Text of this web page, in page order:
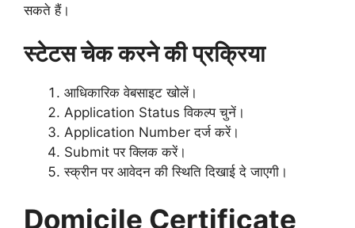
सकते हैं।
स्टेटस चेक करने की प्रक्रिया
आधिकारिक वेबसाइट खोलें।
Application Status विकल्प चुनें।
Application Number दर्ज करें।
Submit पर क्लिक करें।
स्क्रीन पर आवेदन की स्थिति दिखाई दे जाएगी।
Domicile Certificate